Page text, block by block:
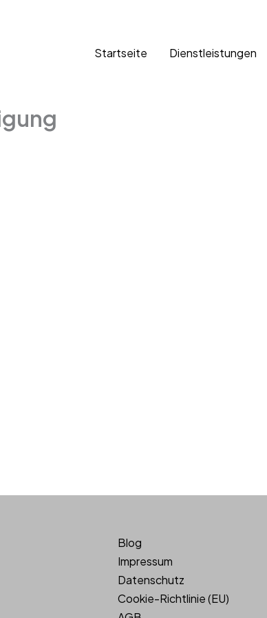
Startseite Dienstleistungen
Blog
Impressum
Datenschutz
Cookie-Richtlinie (EU)